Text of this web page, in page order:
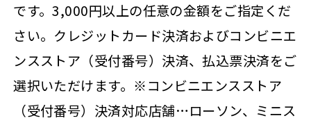
です。3,000円以上の任意の金額をご指定くだ
さい。クレジットカード決済およびコンビニエ
ンスストア（受付番号）決済、払込票決済をご
選択いただけます。※コンビニエンスストア
（受付番号）決済対応店舗…ローソン、ミニス